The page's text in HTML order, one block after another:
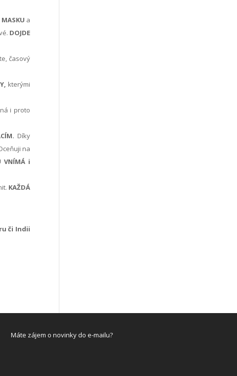
a
DOJDE
časový
kterými
i proto
Díky
na
VNÍMÁ i
KAŽDÁ
či Indii
Máte zájem o novinky do e-mailu?